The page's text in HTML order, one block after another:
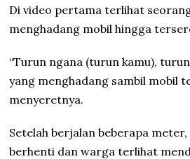
Di video pertama terlihat
menghadang mobil hingga
“Turun ngana (turun kamu),
yang menghadang sambil mobil
menyeretnya.
Setelah berjalan beberapa
berhenti dan warga terlihat